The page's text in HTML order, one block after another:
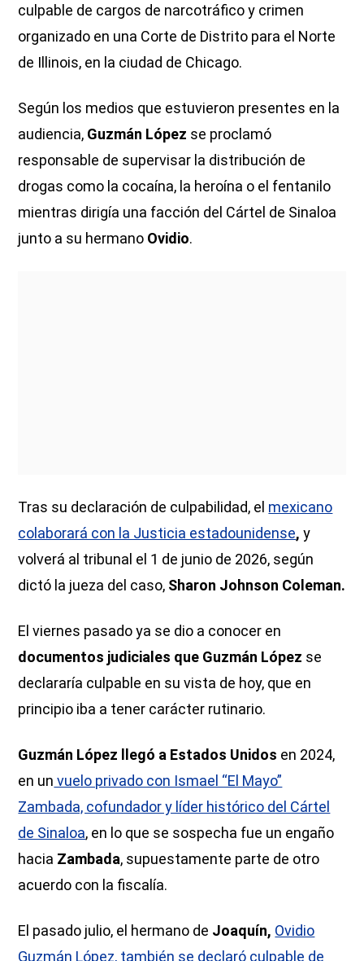
culpable de cargos de narcotráfico y crimen
organizado en una Corte de Distrito para el Norte
de Illinois, en la ciudad de Chicago.
Según los medios que estuvieron presentes en la
audiencia, Guzmán López se proclamó
responsable de supervisar la distribución de
drogas como la cocaína, la heroína o el fentanilo
mientras dirigía una facción del Cártel de Sinaloa
junto a su hermano Ovidio.
Tras su declaración de culpabilidad, el mexicano
colaborará con la Justicia estadounidense, y
volverá al tribunal el 1 de junio de 2026, según
dictó la jueza del caso, Sharon Johnson Coleman.
El viernes pasado ya se dio a conocer en
documentos judiciales que Guzmán López se
declararía culpable en su vista de hoy, que en
principio iba a tener carácter rutinario.
Guzmán López llegó a Estados Unidos en 2024,
en un vuelo privado con Ismael “El Mayo”
Zambada, cofundador y líder histórico del Cártel
de Sinaloa, en lo que se sospecha fue un engaño
hacia Zambada, supuestamente parte de otro
acuerdo con la fiscalía.
El pasado julio, el hermano de Joaquín, Ovidio
Guzmán López, también se declaró culpable de